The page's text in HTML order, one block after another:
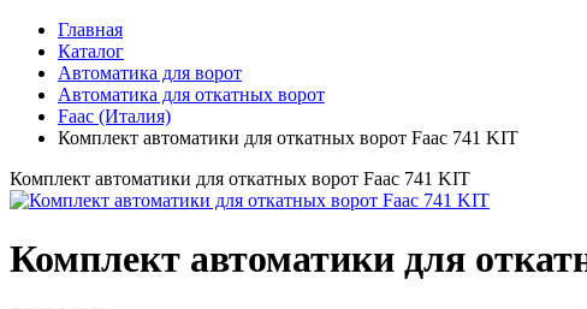
Главная
Каталог
Автоматика для ворот
Автоматика для откатных ворот
Faac (Италия)
Комплект автоматики для откатных ворот Faac 741 KIT
Комплект автоматики для откатных ворот Faac 741 KIT
Комплект автоматики для